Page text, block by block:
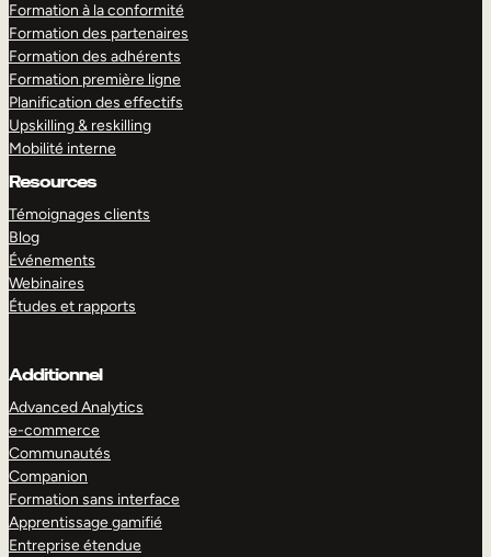
Formation à la conformité
Formation des partenaires
Formation des adhérents
Formation première ligne
Planification des effectifs
Upskilling & reskilling
Mobilité interne
Resources
Témoignages clients
Blog
Événements
Webinaires
Études et rapports
Additionnel
Advanced Analytics
e-commerce
Communautés
Companion
Formation sans interface
Apprentissage gamifié
Entreprise étendue